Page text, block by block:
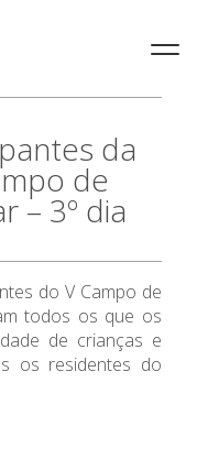
da
de
– 3º dia
do V Campo de
todos os que os
de crianças e
os residentes do